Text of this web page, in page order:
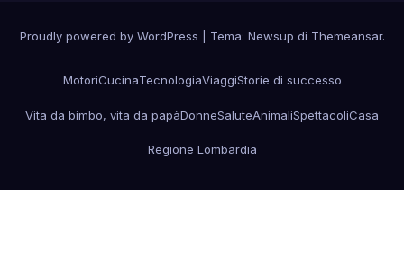
Proudly powered by WordPress Tema: Newsup di Themeansar.
MotoriCucinaTecnologiaViaggiStorie di successo
Vita da bimbo, vita da papàDonneSaluteAnimaliSpettacoliCasa
Regione Lombardia